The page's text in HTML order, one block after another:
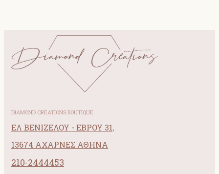
DIAMOND CREATIONS BOUTIQUE
ΕΛ ΒΕΝΙΖΕΛΟΥ - ΕΒΡΟΥ 31,
13674 ΑΧΑΡΝΕΣ ΑΘΗΝΑ
210-2444453